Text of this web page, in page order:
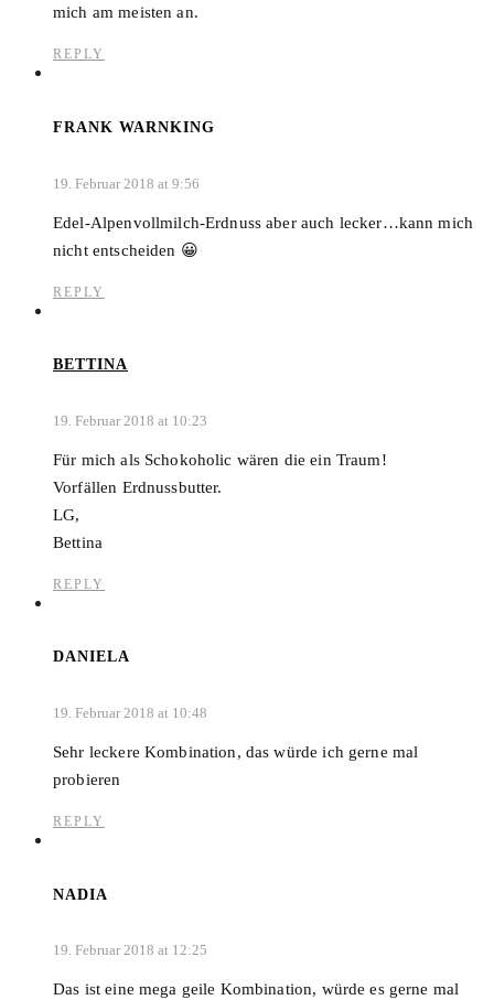
mich am meisten an.
REPLY
FRANK WARNKING
19. Februar 2018 at 9:56
Edel-Alpenvollmilch-Erdnuss aber auch lecker…kann mich
nicht entscheiden 😀
REPLY
BETTINA
19. Februar 2018 at 10:23
Für mich als Schokoholic wären die ein Traum!
Vorfällen Erdnussbutter.
LG,
Bettina
REPLY
DANIELA
19. Februar 2018 at 10:48
Sehr leckere Kombination, das würde ich gerne mal
probieren
REPLY
NADIA
19. Februar 2018 at 12:25
Das ist eine mega geile Kombination, würde es gerne mal